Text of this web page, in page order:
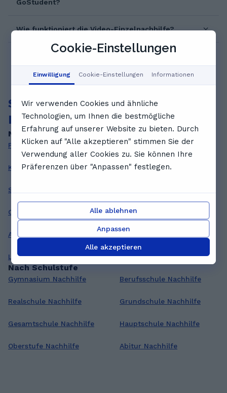
2024, Notendurchschnitt 1.4 Europäischer
Jahr an der Université de Lorraine in Nancy,
Frankreich, nun das zweite Jahr an der UPC in
Barcelona, Spanien)
GoStudent?
Wie funktioniert die Video-Einzelnachhilfe?
Suche nach anderen privaten
Nachhilfelehrer*innen
Nach Fächern
Physik Nachhilfe Norwegisch Nachhilfe
Koreanisch Nachhilfe Statistik Nachhilfe
Spanisch Nachhilfe
Chinesisch Nachhilfe Gitarre Nachhilfe
Arabisch Nachhilfe
Latein Nachhilfe Psychologie Nachhilfe
Nach Schulstufe
Gymnasium Nachhilfe Berufsschule Nachhilfe
Realschule Nachhilfe Grundschule Nachhilfe
Gesamtschule Nachhilfe Hauptschule Nachhilfe
Oberstufe Nachhilfe Abitur Nachhilfe
Cookie-Einstellungen
Einwilligung Cookie-Einstellungen Informationen
Wir verwenden Cookies und ähnliche
Technologien, um Ihnen die bestmögliche
Erfahrung auf unserer Website zu bieten. Durch
Klicken auf "Alle akzeptieren" stimmen Sie der
Verwendung aller Cookies zu. Sie können Ihre
Präferenzen über "Anpassen" festlegen.
Alle ablehnen
Anpassen
Alle akzeptieren